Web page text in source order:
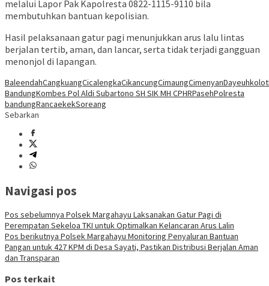
melalui Lapor Pak Kapolresta 0822-1115-9110 bila
membutuhkan bantuan kepolisian.
Hasil pelaksanaan gatur pagi menunjukkan arus lalu lintas
berjalan tertib, aman, dan lancar, serta tidak terjadi gangguan
menonjol di lapangan.
BaleendahCangkuangCicalengkaCikancungCimaungCimenyanDayeuhkolot
BandungKombes Pol Aldi Subartono SH SIK MH CPHRPasehPolresta
bandungRancaekekSoreang
Sebarkan
Navigasi pos
Pos sebelumnya Polsek Margahayu Laksanakan Gatur Pagi di
Perempatan Sekeloa TKI untuk Optimalkan Kelancaran Arus Lalin
Pos berikutnya Polsek Margahayu Monitoring Penyaluran Bantuan
Pangan untuk 427 KPM di Desa Sayati, Pastikan Distribusi Berjalan Aman
dan Transparan
Pos terkait